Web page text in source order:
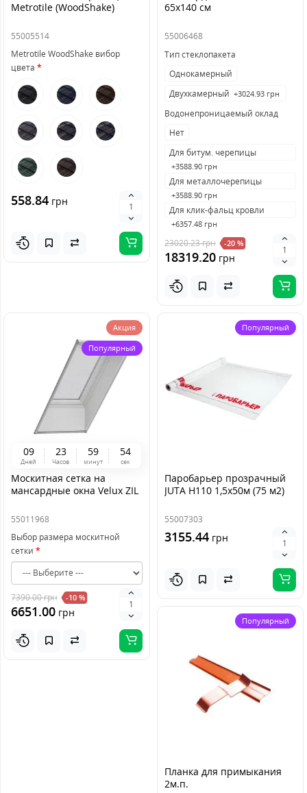
Metrotile (WoodShake)
55005514
Metrotile WoodShake вибор
цвета
558.84 грн
65x140 см
55006468
Тип стеклопакета
Однокамерный
Двухкамерный +3024.93 грн
Водонепроницаемый оклад
Нет
Для битум. черепицы
+3588.90 грн
Для металлочерепицы
+3588.90 грн
Для клик-фальц кровли
+6357.48 грн
23020.23грн -20 %
18319.20 грн
Акция
Популярный
09
Дней
23
Часов
59
минут
54
сек
Москитная сетка на
мансардные окна Velux ZIL
55011968
Выбор размера москитной
сетки
7390.00грн -10 %
6651.00 грн
Популярный
Паробарьер прозрачный
JUTA H110 1,5х50м (75 м2)
55007303
3155.44 грн
Популярный
Планка для примыкания
2м.п.